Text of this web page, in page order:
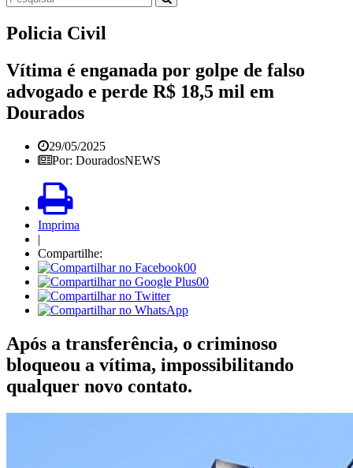
Policia Civil
Vítima é enganada por golpe de falso
advogado e perde R$ 18,5 mil em
Dourados
29/05/2025
Por: DouradosNEWS
Imprima
|
Compartilhe:
00
00
Após a transferência, o criminoso
bloqueou a vítima, impossibilitando
qualquer novo contato.